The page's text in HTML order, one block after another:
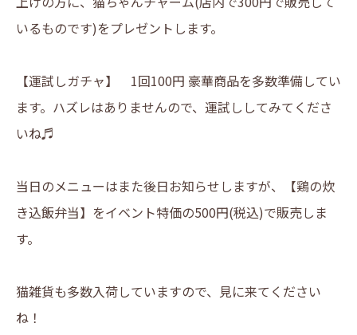
いるものです)をプレゼントします。
【運試しガチャ】 1回100円 豪華商品を多数準備してい
ます。ハズレはありませんので、運試ししてみてくださ
いね♬
当日のメニューはまた後日お知らせしますが、【鶏の炊
き込飯弁当】をイベント特価の500円(税込)で販売しま
す。
猫雑貨も多数入荷していますので、見に来てください
ね！